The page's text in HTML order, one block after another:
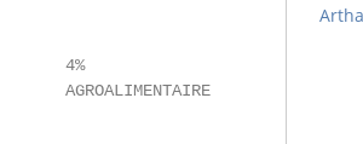
4%
AGROALIMENTAIRE